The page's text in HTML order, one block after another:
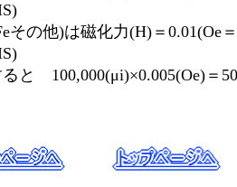
の他)は磁化力(H)＝0.01(Oe
と 100,000(μi)×0.005(Oe)＝